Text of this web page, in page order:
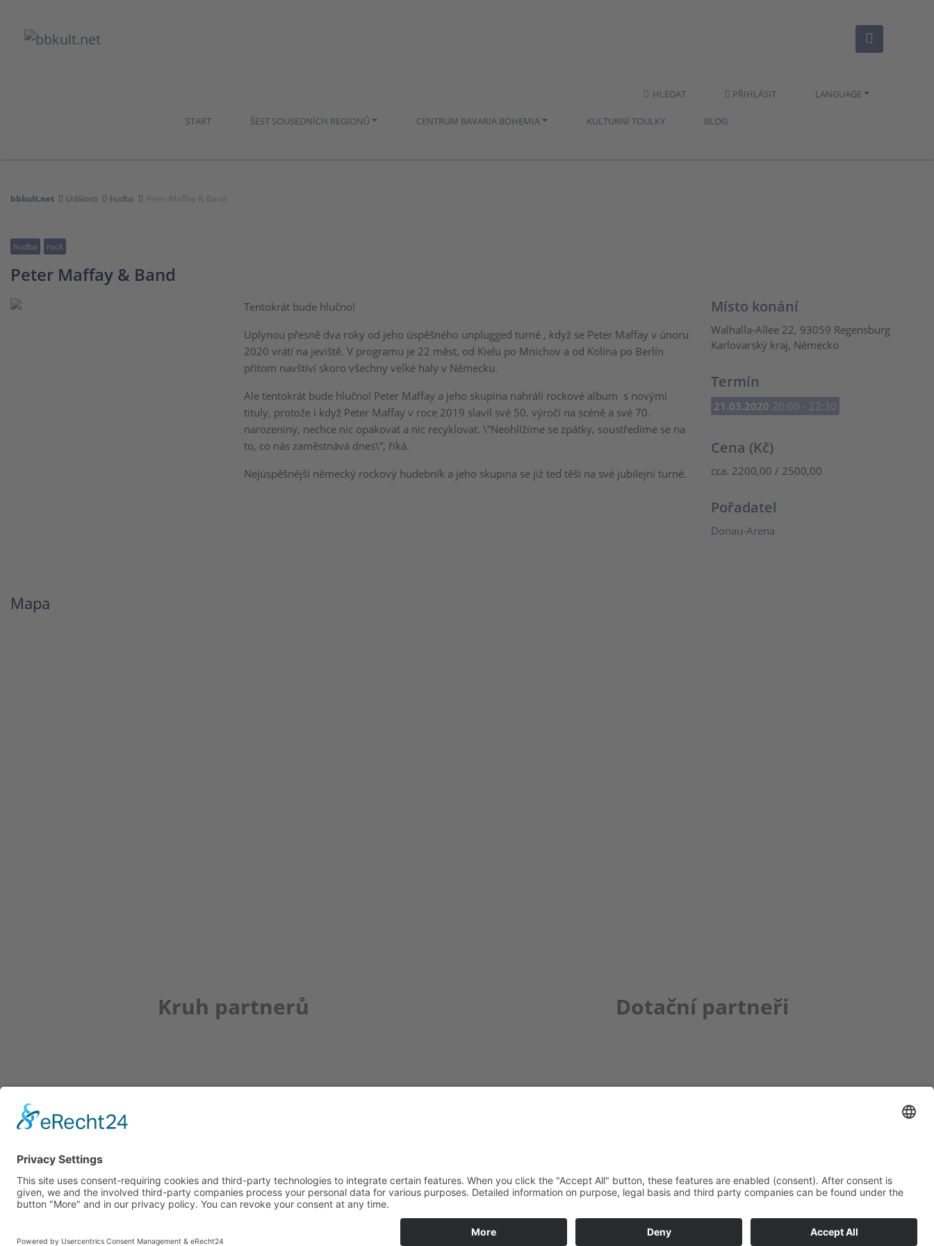
HLEDAT PŘIHLÁSIT LANGUAGE
START ŠEST SOUSEDNÍCH REGIONŮ CENTRUM BAVARIA BOHEMIA KULTURNÍ TOULKY BLOG
bbkult.net Události hudba Peter Maffay & Band
hudba rock
Peter Maffay & Band
Tentokrát bude hlučno!
Uplynou přesně dva roky od jeho úspěšného unplugged turné , když se Peter Maffay v únoru
2020 vrátí na jeviště. V programu je 22 měst, od Kielu po Mnichov a od Kolína po Berlín
přitom navštíví skoro všechny velké haly v Německu.
Ale tentokrát bude hlučno! Peter Maffay a jeho skupina nahráli rockové album s novými
tituly, protože i když Peter Maffay v roce 2019 slavil své 50. výročí na scéně a své 70.
narozeniny, nechce nic opakovat a nic recyklovat. \”Neohlížíme se zpátky, soustředíme se na
to, co nás zaměstnává dnes\”, říká.
Nejúspěšnější německý rockový hudebník a jeho skupina se již teď těší na své jubilejní turné.
Místo konání
Walhalla-Allee 22, 93059 Regensburg
Karlovarský kraj, Německo
Termín
21.03.2020 20:00 - 22:30
Cena (Kč)
cca. 2200,00 / 2500,00
Pořadatel
Donau-Arena
Mapa
Kruh partnerů Dotační partneři
K REGISTRACI
Freyung 1, 92539 Schönsee
Tel.:+49 (0)9674 / 92 48 78
veronika.hofinger@cebb.de